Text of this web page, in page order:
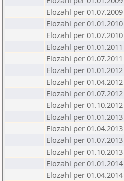
Elozahl per 01.07.2009
Elozahl per 01.01.2010
Elozahl per 01.07.2010
Elozahl per 01.01.2011
Elozahl per 01.07.2011
Elozahl per 01.01.2012
Elozahl per 01.04.2012
Elozahl per 01.07.2012
Elozahl per 01.10.2012
Elozahl per 01.01.2013
Elozahl per 01.04.2013
Elozahl per 01.07.2013
Elozahl per 01.10.2013
Elozahl per 01.01.2014
Elozahl per 01.04.2014